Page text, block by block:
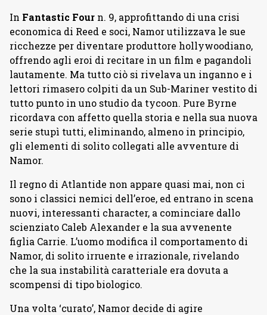
In Fantastic Four n. 9, approfittando di una crisi
economica di Reed e soci, Namor utilizzava le sue
ricchezze per diventare produttore hollywoodiano,
offrendo agli eroi di recitare in un film e pagandoli
lautamente. Ma tutto ciò si rivelava un inganno e i
lettori rimasero colpiti da un Sub-Mariner vestito di
tutto punto in uno studio da tycoon. Pure Byrne
ricordava con affetto quella storia e nella sua nuova
serie stupì tutti, eliminando, almeno in principio,
gli elementi di solito collegati alle avventure di
Namor.
Il regno di Atlantide non appare quasi mai, non ci
sono i classici nemici dell’eroe, ed entrano in scena
nuovi, interessanti character, a cominciare dallo
scienziato Caleb Alexander e la sua avvenente
figlia Carrie. L’uomo modifica il comportamento di
Namor, di solito irruente e irrazionale, rivelando
che la sua instabilità caratteriale era dovuta a
scompensi di tipo biologico.
Una volta ‘curato’, Namor decide di agire